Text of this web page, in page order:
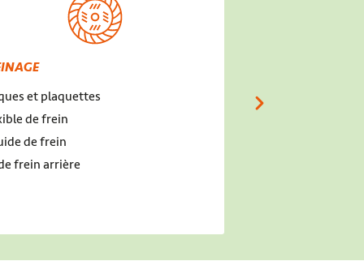
et plaquettes
de frein
de frein
frein arrière
Échappement